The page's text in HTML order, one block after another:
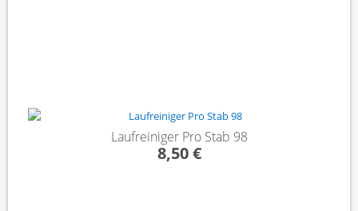
Laufreiniger Pro Stab 98
8,50 €